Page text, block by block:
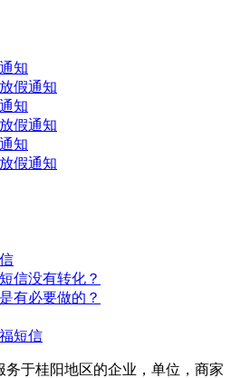
知
假通知
知
假通知
知
假通知
信没有转化？
有必要做的？
短信
于桂阳地区的企业，单位，商家